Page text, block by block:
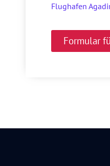
Flughafen
Formular